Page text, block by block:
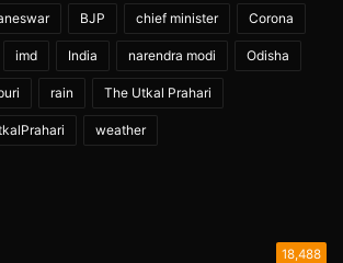
BJP chief minister Corona
imd India narendra modi Odisha
rain The Utkal Prahari
weather
18,488